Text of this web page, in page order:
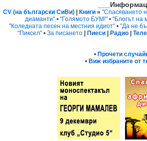
CV (на български СиВи) Книги » "Спасяването
диаманти" • "Голямото БУМ!" • "Блогът на
"Коледната песен на местния идиот" • "Да не
"Пиксел" • За писането Пиеси Радио
• Прочети
• Виж избраните от